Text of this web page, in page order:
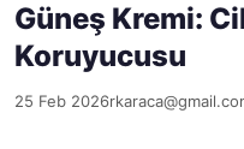
Güneş Kremi:
Koruyucusu
25 Feb 2026